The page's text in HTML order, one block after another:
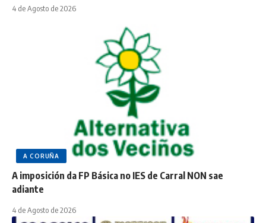
4 de Agosto de 2026
A CORUÑA
A imposición da FP Básica no IES de Carral NON sae
adiante
4 de Agosto de 2026